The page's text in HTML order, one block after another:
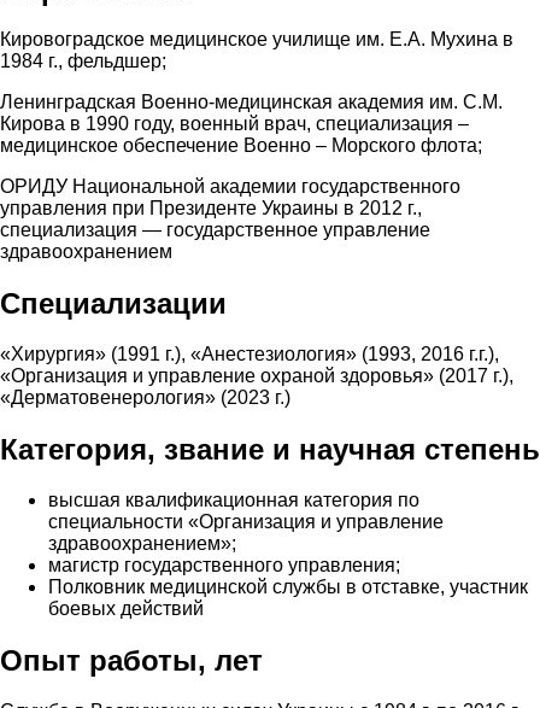
Кировоградское медицинское училище им. Е.А. Мухина в
1984 г., фельдшер;
Ленинградская Военно-медицинская академия им. С.М.
Кирова в 1990 году, военный врач, специализация –
медицинское обеспечение Военно – Морского флота;
ОРИДУ Национальной академии государственного
управления при Президенте Украины в 2012 г.,
специализация — государственное управление
здравоохранением
Специализации
«Хирургия» (1991 г.), «Анестезиология» (1993, 2016 г.г.),
«Организация и управление охраной здоровья» (2017 г.),
«Дерматовенерология» (2023 г.)
Категория, звание и научная степень
высшая квалификационная категория по
специальности «Организация и управление
здравоохранением»;
магистр государственного управления;
Полковник медицинской службы в отставке, участник
боевых действий
Опыт работы, лет